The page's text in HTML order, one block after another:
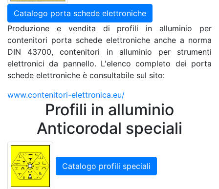
Catalogo porta schede elettroniche
Produzione e vendita di profili in alluminio per
contenitori porta schede elettroniche anche a norma
DIN 43700, contenitori in alluminio per strumenti
elettronici da pannello. L'elenco completo dei porta
schede elettroniche è consultabile sul sito:
www.contenitori-elettronica.eu/
Profili in alluminio
Anticorodal speciali
Catalogo profili speciali